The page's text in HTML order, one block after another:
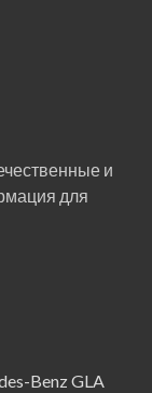
и
для
Benz GLA